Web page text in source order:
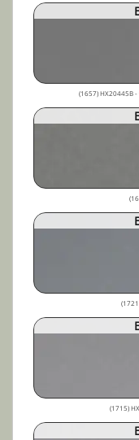
(1657) HX20445B -
(1715)